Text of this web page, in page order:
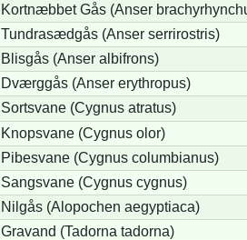
Kortnæbbet Gås (Anser
Tundrasædgås (Anser serrirostris)
Blisgås (Anser albifrons)
Dværggås (Anser erythropus)
Sortsvane (Cygnus atratus)
Knopsvane (Cygnus olor)
Pibesvane (Cygnus columbianus)
Sangsvane (Cygnus cygnus)
Nilgås (Alopochen aegyptiaca)
Gravand (Tadorna tadorna)